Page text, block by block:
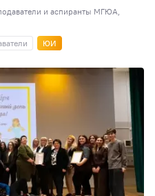
и аспиранты МГЮА,
ЮИ